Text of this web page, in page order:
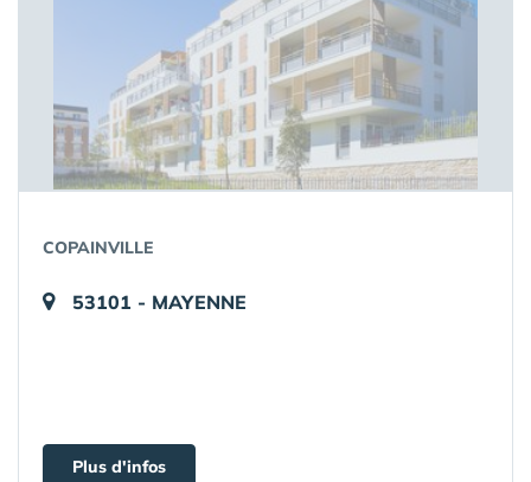
COPAINVILLE
53101 - MAYENNE
Plus d'infos